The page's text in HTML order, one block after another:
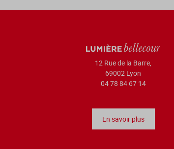
12 Rue de la Barre,
69002 Lyon
04 78 84 67 14
En savoir plus